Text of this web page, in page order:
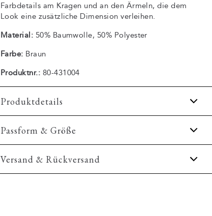
Farbdetails am Kragen und an den Ärmeln, die dem
Look eine zusätzliche Dimension verleihen.
Material: 50% Baumwolle, 50% Polyester
Farbe: Braun
Produktnr.: 80-431004
Produktdetails
Normaler Kragen.
Gesticktes Logo auf der linken Seite der Brust.
Aufnäher mit Logo unten links.
Hergestellt aus einer angenehmen
Passform & Größe
Fit:Comfort fit
Etwas lockerere Passform, mit Bewegungsfreiheit
Versand & Rückversand